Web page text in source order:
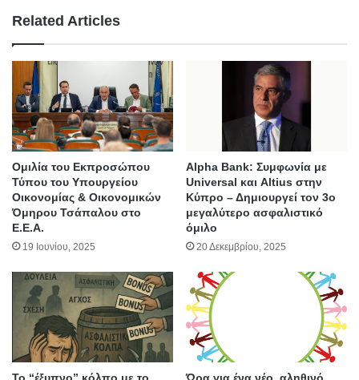
Related Articles
Ομιλία του Εκπροσώπου
Τύπου του Υπουργείου
Οικονομίας & Οικονομικών
Όμηρου Τσάπαλου στο
Ε.Ε.Α.
19 Ιουνίου, 2025
Alpha Bank: Συμφωνία με
Universal και Altius στην
Κύπρο – Δημιουργεί τον 3ο
μεγαλύτερο ασφαλιστικό
όμιλο
20 Δεκεμβρίου, 2025